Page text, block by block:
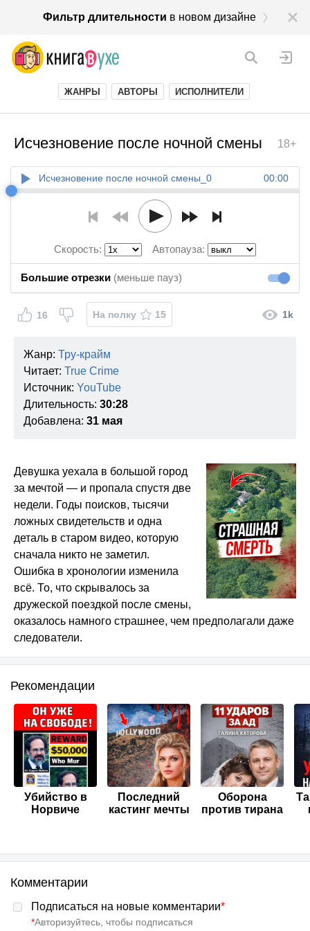
Фильтр длительности в новом дизайне
ЖАНРЫ АВТОРЫ ИСПОЛНИТЕЛИ
18+
Исчезновение после ночной смены
00:00
Исчезновение после ночной смены_0
Скорость: Автопауза:
Большие отрезки (меньше пауз)
16 На полку 15 1k
Жанр: Тру-крайм
Читает: True Crime
Источник: YouTube
Длительность: 30:28
Добавлена: 31 мая
Девушка уехала в большой город
за мечтой — и пропала спустя две
недели. Годы поисков, тысячи
ложных свидетельств и одна
деталь в старом видео, которую
сначала никто не заметил.
Ошибка в хронологии изменила
всё. То, что скрывалось за
дружеской поездкой после смены,
оказалось намного страшнее, чем предполагали даже
следователи.
Рекомендации
Убийство в
Норвиче
Последний
кастинг мечты
Оборона
против тирана
Комментарии
Подписаться на новые комментарии*
*Авторизуйтесь, чтобы подписаться